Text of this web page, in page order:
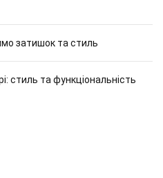
затишок та стиль
стиль та функціональність